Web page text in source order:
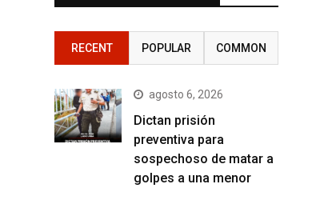
RECENT POPULAR COMMON
agosto 6, 2026
Dictan prisión
preventiva para
sospechoso de matar a
golpes a una menor